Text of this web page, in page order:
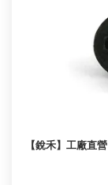
【銳禾】工廠直